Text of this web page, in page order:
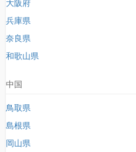
大阪府
兵庫県
奈良県
和歌山県
中国
鳥取県
島根県
岡山県